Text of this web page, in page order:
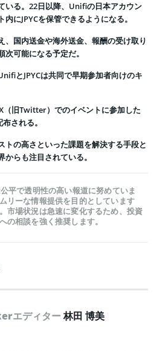
いる。22日以降、Unifiの日本アカウン
にJPYCを保管できるようになる。
、国内送金や海外送金、報酬の受け取り
可能になる予定だ。
とJPYCは共同で早期参加者向けのキ
（旧Twitter）でのイベントに参加した
される。
トの高さといった課題を解決する手段と
らも注目されている。
平で透明性の高い報道に努めていま
リーな情報提供を目的としています
市場状況は急速に変化するため、投資
の相談を強く推奨します。
エディター林田 博美